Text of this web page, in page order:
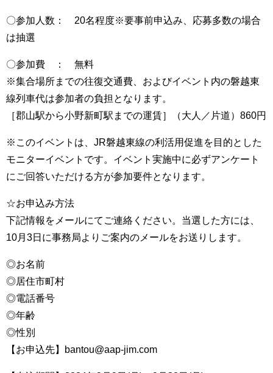
〇参加人数： 20名程度※要事前申込み、応募多数の場合
は抽選
〇参加費 ： 無料
※集合場所までの往復交通費、およびイベント内の磐越東
線列車代は参加者の負担となります。
［郡山駅から小野新町駅までの運賃］（大人／片道）860円
※このイベントは、JR磐越東線の利活用促進を目的とした
モニターイベントです。イベント実施中に必ずアンケート
にご回答いただける方が参加要件となります。
☆お申込み方法
下記情報をメールにてご連絡ください。当選した方には、
10月3日に事務局よりご案内のメールをお送りします。
◎お名前
◎居住市町村
◎電話番号
◎年齢
◎性別
【お申込先】bantou@aap-jim.com